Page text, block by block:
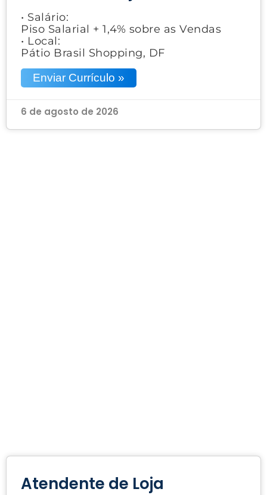
• Salário:
Piso Salarial + 1,4% sobre as Vendas
• Local:
Pátio Brasil Shopping, DF
Enviar Currículo »
6 de agosto de 2026
Atendente de Loja